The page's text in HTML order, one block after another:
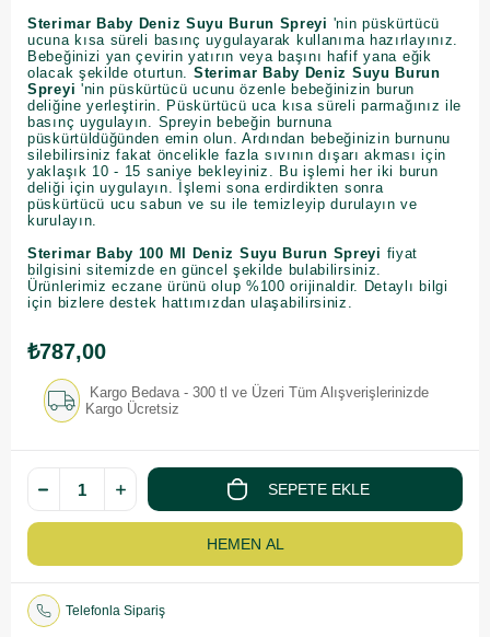
Sterimar Baby Deniz Suyu Burun Spreyi 'nin püskürtücü
ucuna kısa süreli basınç uygulayarak kullanıma hazırlayınız.
Bebeğinizi yan çevirin yatırın veya başını hafif yana eğik
olacak şekilde oturtun. Sterimar Baby Deniz Suyu Burun
Spreyi 'nin püskürtücü ucunu özenle bebeğinizin burun
deliğine yerleştirin. Püskürtücü uca kısa süreli parmağınız ile
basınç uygulayın. Spreyin bebeğin burnuna
püskürtüldüğünden emin olun. Ardından bebeğinizin burnunu
silebilirsiniz fakat öncelikle fazla sıvının dışarı akması için
yaklaşık 10 - 15 saniye bekleyiniz. Bu işlemi her iki burun
deliği için uygulayın. İşlemi sona erdirdikten sonra
püskürtücü ucu sabun ve su ile temizleyip durulayın ve
kurulayın.
Sterimar Baby 100 Ml Deniz Suyu Burun Spreyi fiyat
bilgisini sitemizde en güncel şekilde bulabilirsiniz.
Ürünlerimiz eczane ürünü olup %100 orijinaldir. Detaylı bilgi
için bizlere destek hattımızdan ulaşabilirsiniz.
₺787,00
Kargo Bedava - 300 tl ve Üzeri Tüm Alışverişlerinizde
Kargo Ücretsiz
Telefonla Sipariş